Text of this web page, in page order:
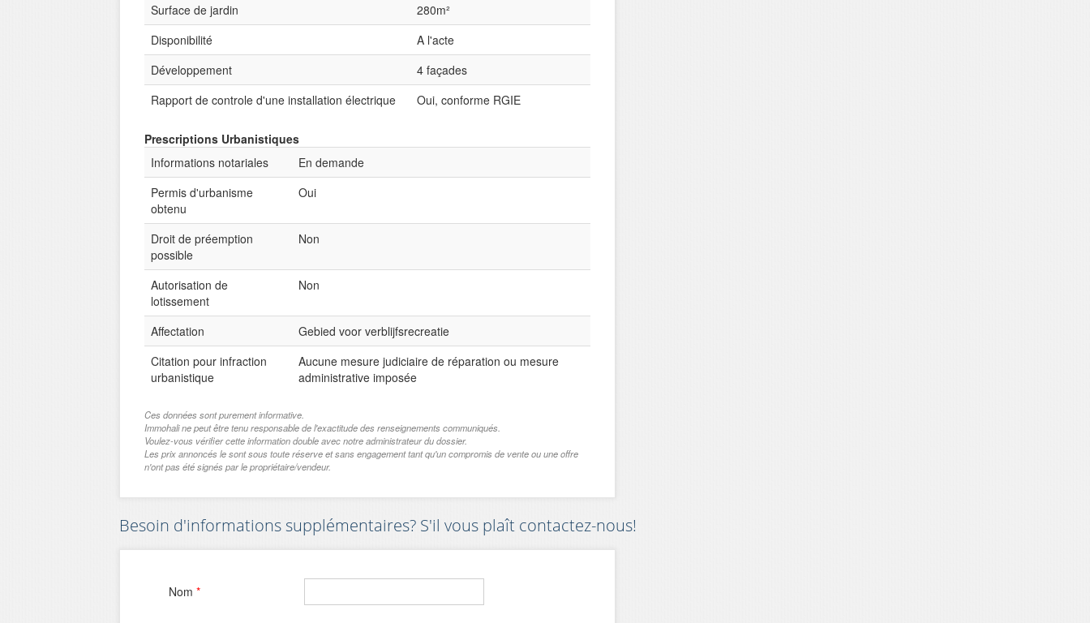
Surface de jardin
280m²
Disponibilité
A l'acte
Développement
4 façades
Rapport de controle d'une installation électrique
Oui, conforme RGIE
Prescriptions Urbanistiques
Informations notariales
En demande
Permis d'urbanisme
obtenu
Oui
Droit de préemption
possible
Non
Autorisation de
lotissement
Non
Affectation
Gebied voor verblijfsrecreatie
Citation pour infraction
urbanistique
Aucune mesure judiciaire de réparation ou mesure
administrative imposée
Ces données sont purement informative.
Immohali ne peut être tenu responsable de l'exactitude des renseignements communiqués.
Voulez-vous vérifier cette information double avec notre administrateur du dossier.
Les prix annoncés le sont sous toute réserve et sans engagement tant qu'un compromis de vente ou une offre
n'ont pas été signés par le propriétaire/vendeur.
Besoin d'informations supplémentaires? S'il vous plaît contactez-nous!
Nom *